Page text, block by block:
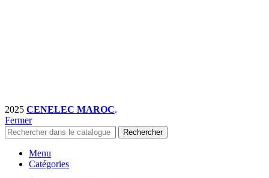
2025 CENELEC MAROC.
Fermer
Rechercher
Menu
Catégories